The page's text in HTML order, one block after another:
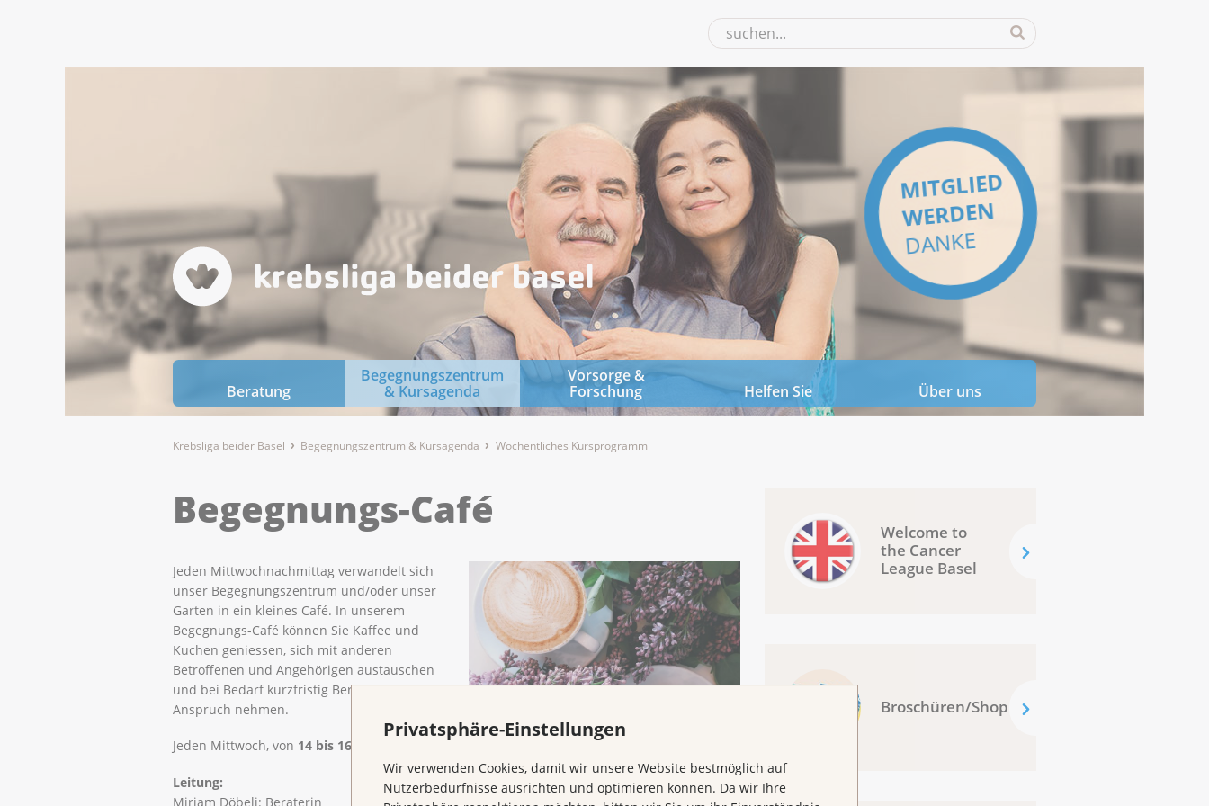
Privatsphäre-Einstellungen
Wir verwenden Cookies, damit wir unsere Website bestmöglich auf
Nutzerbedürfnisse ausrichten und optimieren können. Da wir Ihre
MITGLIED
WERDEN
DANKE
Beratung
Begegnungszentrum
& Kursagenda
Vorsorge &
Forschung
Helfen Sie Über uns
Krebsliga beider Basel Begegnungszentrum & Kursagenda Wöchentliches Kursprogramm
Begegnungs-Café
Jeden Mittwochnachmittag verwandelt sich
unser Begegnungszentrum und/oder unser
Garten in ein kleines Café. In unserem
Begegnungs-Café können Sie Kaffee und
Kuchen geniessen, sich mit anderen
Betroffenen und Angehörigen austauschen
und bei Bedarf kurzfristig Beratung in
Anspruch nehmen.
Jeden Mittwoch, von 14 bis 16 Uhr.
Leitung:
Miriam Döbeli: Beraterin
Welcome to
the Cancer
League Basel
Broschüren/Shop